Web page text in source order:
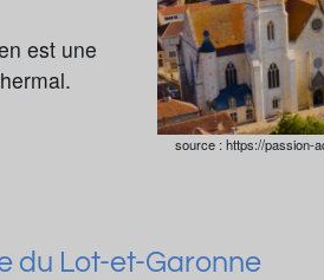
est une
source : https://passion-
du Lot-et-Garonne